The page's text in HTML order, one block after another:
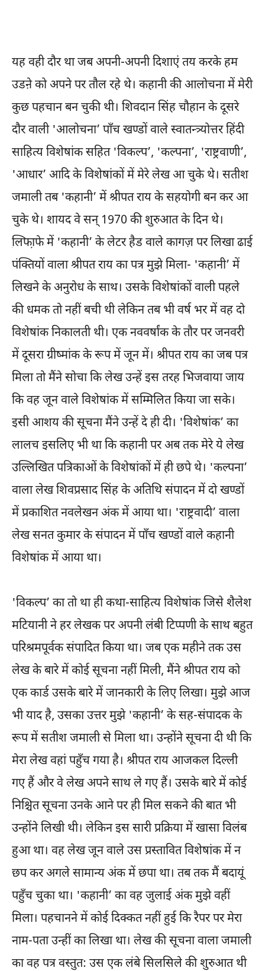
यह वही दौर था जब अपनी-अपनी दिशाएं तय करके हम
उडऩे को अपने पर तौल रहे थे। कहानी की आलोचना में मेरी
कुछ पहचान बन चुकी थी। शिवदान सिंह चौहान के दूसरे
दौर वाली 'आलोचना’ पाँच खण्डों वाले स्वातन्त्र्योत्तर हिंदी
साहित्य विशेषांक सहित 'विकल्प’, 'कल्पना’, 'राष्ट्रवाणी’,
'आधार’ आदि के विशेषांकों में मेरे लेख आ चुके थे। सतीश
जमाली तब 'कहानी’ में श्रीपत राय के सहयोगी बन कर आ
चुके थे। शायद वे सन् 1970 की शुरुआत के दिन थे।
लि़फा़फे में 'कहानी’ के लेटर हैड वाले कागज़ पर लिखा ढाई
पंक्तियों वाला श्रीपत राय का पत्र मुझे मिला- 'कहानी’ में
लिखने के अनुरोध के साथ। उसके विशेषांकों वाली पहले
की धमक तो नहीं बची थी लेकिन तब भी वर्ष भर में वह दो
विशेषांक निकालती थी। एक नववर्षांक के तौर पर जनवरी
में दूसरा ग्रीष्मांक के रूप में जून में। श्रीपत राय का जब पत्र
मिला तो मैंने सोचा कि लेख उन्हें इस तरह भिजवाया जाय
कि वह जून वाले विशेषांक में सम्मिलित किया जा सके।
इसी आशय की सूचना मैंने उन्हें दे ही दी। 'विशेषांक’ का
लालच इसलिए भी था कि कहानी पर अब तक मेरे ये लेख
उल्लिखित पत्रिकाओं के विशेषांकों में ही छपे थे। 'कल्पना’
वाला लेख शिवप्रसाद सिंह के अतिथि संपादन में दो खण्डों
में प्रकाशित नवलेखन अंक में आया था। 'राष्ट्रवादी’ वाला
लेख सनत कुमार के संपादन में पाँच खण्डों वाले कहानी
विशेषांक में आया था।
'विकल्प’ का तो था ही कथा-साहित्य विशेषांक जिसे शैलेश
मटियानी ने हर लेखक पर अपनी लंबी टिप्पणी के साथ बहुत
परिश्रमपूर्वक संपादित किया था। जब एक महीने तक उस
लेख के बारे में कोई सूचना नहीं मिली, मैंने श्रीपत राय को
एक कार्ड उसके बारे में जानकारी के लिए लिखा। मुझे आज
भी याद है, उसका उत्तर मुझे 'कहानी’ के सह-संपादक के
रूप में सतीश जमाली से मिला था। उन्होंने सूचना दी थी कि
मेरा लेख वहां पहुँच गया है। श्रीपत राय आजकल दिल्ली
गए हैं और वे लेख अपने साथ ले गए हैं। उसके बारे में कोई
निश्चित सूचना उनके आने पर ही मिल सकने की बात भी
उन्होंने लिखी थी। लेकिन इस सारी प्रक्रिया में खासा विलंब
हुआ था। वह लेख जून वाले उस प्रस्तावित विशेषांक में न
छप कर अगले सामान्य अंक में छपा था। तब तक मैं बदायूं
पहुँच चुका था। 'कहानी’ का वह जुलाई अंक मुझे वहीं
मिला। पहचानने में कोई दिक्कत नहीं हुई कि रैपर पर मेरा
नाम-पता उन्हीं का लिखा था। लेख की सूचना वाला जमाली
का वह पत्र वस्तुत: उस एक लंबे सिलसिले की शुरुआत थी